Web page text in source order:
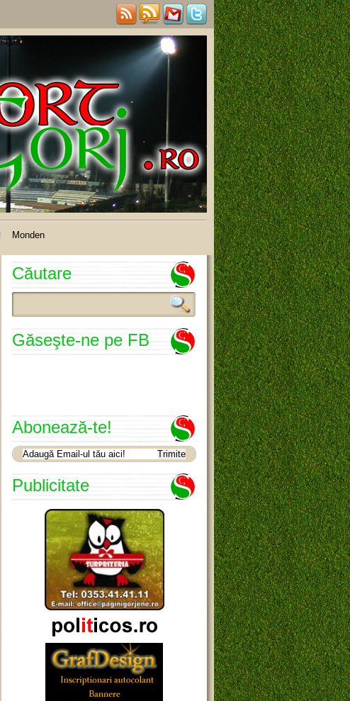
Monden
Căutare
Găseşte-ne pe FB
Abonează-te!
Publicitate